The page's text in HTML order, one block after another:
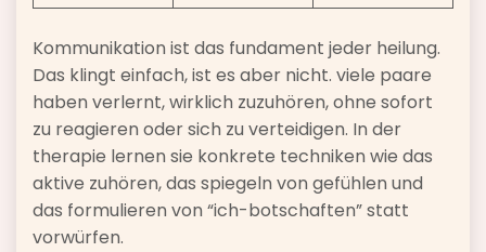
Kommunikation ist das fundament jeder heilung.
Das klingt einfach, ist es aber nicht. viele paare
haben verlernt, wirklich zuzuhören, ohne sofort
zu reagieren oder sich zu verteidigen. In der
therapie lernen sie konkrete techniken wie das
aktive zuhören, das spiegeln von gefühlen und
das formulieren von “ich-botschaften” statt
vorwürfen.